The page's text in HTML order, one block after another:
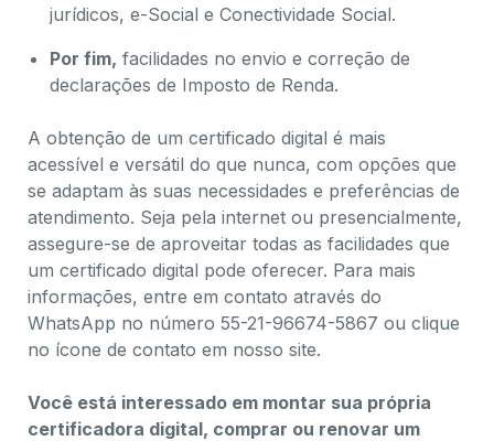
jurídicos, e-Social e Conectividade Social.
Por fim, facilidades no envio e correção de
declarações de Imposto de Renda.
A obtenção de um certificado digital é mais
acessível e versátil do que nunca, com opções que
se adaptam às suas necessidades e preferências de
atendimento. Seja pela internet ou presencialmente,
assegure-se de aproveitar todas as facilidades que
um certificado digital pode oferecer. Para mais
informações, entre em contato através do
WhatsApp no número 55-21-96674-5867 ou clique
no ícone de contato em nosso site.
Você está interessado em montar sua própria
certificadora digital, comprar ou renovar um